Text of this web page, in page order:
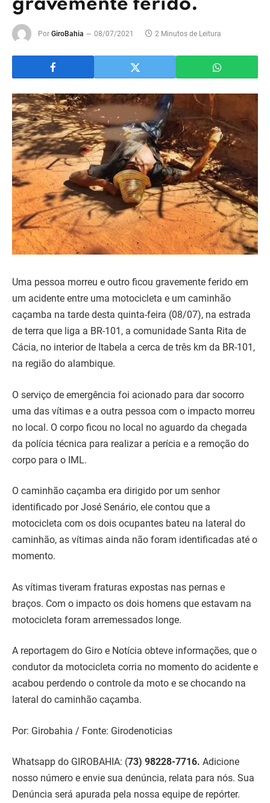
gravemente ferido.
Por GiroBahia 08/07/2021 2 Minutos de Leitura
Uma pessoa morreu e outro ficou gravemente ferido em
um acidente entre uma motocicleta e um caminhão
caçamba na tarde desta quinta-feira (08/07), na estrada
de terra que liga a BR-101, a comunidade Santa Rita de
Cácia, no interior de Itabela a cerca de três km da BR-101,
na região do alambique.
O serviço de emergência foi acionado para dar socorro
uma das vítimas e a outra pessoa com o impacto morreu
no local. O corpo ficou no local no aguardo da chegada
da polícia técnica para realizar a perícia e a remoção do
corpo para o IML.
O caminhão caçamba era dirigido por um senhor
identificado por José Senário, ele contou que a
motocicleta com os dois ocupantes bateu na lateral do
caminhão, as vítimas ainda não foram identificadas até o
momento.
As vítimas tiveram fraturas expostas nas pernas e
braços. Com o impacto os dois homens que estavam na
motocicleta foram arremessados longe.
A reportagem do Giro e Notícia obteve informações, que o
condutor da motocicleta corria no momento do acidente e
acabou perdendo o controle da moto e se chocando na
lateral do caminhão caçamba.
Por: Girobahia / Fonte: Girodenoticias
Whatsapp do GIROBAHIA: (73) 98228-7716. Adicione
nosso número e envie sua denúncia, relata para nós. Sua
Denúncia será apurada pela nossa equipe de repórter.